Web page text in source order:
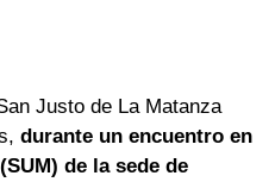
Justo de La Matanza
durante un encuentro en
de la sede de